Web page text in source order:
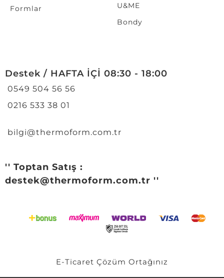
Formlar
U&ME
Bondy
Destek / HAFTA İÇİ 08:30 - 18:00
0549 504 56 56
0216 533 38 01
bilgi@thermoform.com.tr
'' Toptan Satış :
destek@thermoform.com.tr ''
E-Ticaret Çözüm Ortağınız